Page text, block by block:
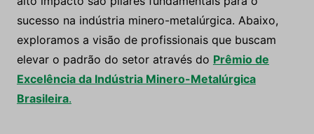
sucesso na indústria minero-metalúrgica. Abaixo,
exploramos a visão de profissionais que buscam
elevar o padrão do setor através do Prêmio de
Excelência da Indústria Minero-Metalúrgica
Brasileira.